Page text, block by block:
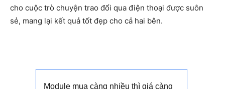
cho cuộc trò chuyện trao đổi qua điện thoại được suôn
sẻ, mang lại kết quả tốt đẹp cho cả hai bên.